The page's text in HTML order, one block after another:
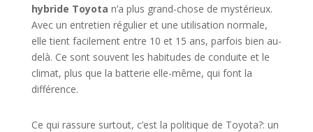
hybride Toyota n’a plus grand-chose de mystérieux.
Avec un entretien régulier et une utilisation normale,
elle tient facilement entre 10 et 15 ans, parfois bien au-
delà. Ce sont souvent les habitudes de conduite et le
climat, plus que la batterie elle-même, qui font la
différence.
Ce qui rassure surtout, c’est la politique de Toyota?: un